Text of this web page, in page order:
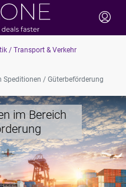
/ Transport & Verkehr
Speditionen / Güterbeförderung
im Bereich